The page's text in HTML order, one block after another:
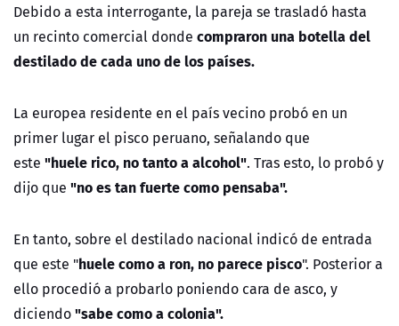
Debido a esta interrogante, la pareja se trasladó hasta
un recinto comercial donde compraron una botella del
destilado de cada uno de los países.
La europea residente en el país vecino probó en un
primer lugar el pisco peruano, señalando que
este "huele rico, no tanto a alcohol". Tras esto, lo probó y
dijo que "no es tan fuerte como pensaba".
En tanto, sobre el destilado nacional indicó de entrada
que este "huele como a ron, no parece pisco". Posterior a
ello procedió a probarlo poniendo cara de asco, y
diciendo"sabe como a colonia".